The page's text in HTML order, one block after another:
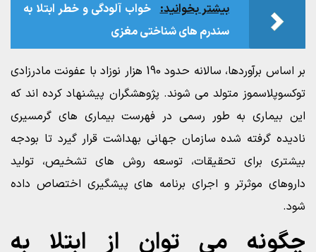
بیشتر بخوانید: خواب‌ آلودگی و خطر ابتلا به
سندرم‌ های شناختی مغزی
بر اساس برآوردها، سالانه حدود 190 هزار نوزاد با عفونت مادرزادی
توکسوپلاسموز متولد می شوند. پژوهشگران پیشنهاد کرده اند که
این بیماری به طور رسمی در فهرست بیماری های گرمسیری
نادیده گرفته شده سازمان جهانی بهداشت قرار گیرد تا بودجه
بیشتری برای تحقیقات، توسعه روش های تشخیص، تولید
داروهای موثرتر و اجرای برنامه های پیشگیری اختصاص داده
شود.
چگونه می توان از ابتلا به